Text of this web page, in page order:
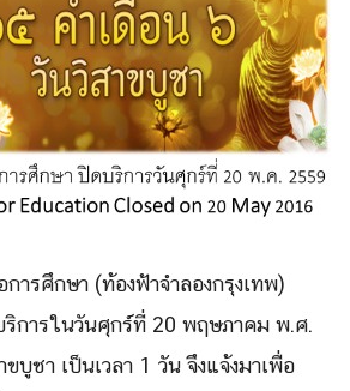
ารศึกษา (ท้องฟ้าจำลองกรุงเทพ)
การในวันศุกร์ที่ 20 พฤษภาคม พ.ศ.
บูชา เป็นเวลา 1 วัน จึงแจ้งมาเพื่อ